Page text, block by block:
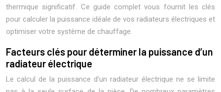
thermique significatif. Ce guide complet vous fournit les clés
pour calculer la puissance idéale de vos radiateurs électriques et
optimiser votre système de chauffage.
Facteurs clés pour déterminer la puissance d’un
radiateur électrique
Le calcul de la puissance d’un radiateur électrique ne se limite